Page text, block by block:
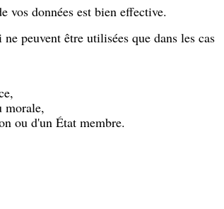
vos données est bien effective.
peuvent être utilisées que dans les cas
morale,
ou d'un État membre.